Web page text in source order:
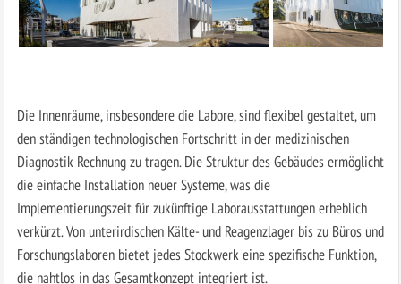
Die Innenräume, insbesondere die Labore, sind flexibel gestaltet, um
den ständigen technologischen Fortschritt in der medizinischen
Diagnostik Rechnung zu tragen. Die Struktur des Gebäudes ermöglicht
die einfache Installation neuer Systeme, was die
Implementierungszeit für zukünftige Laborausstattungen erheblich
verkürzt. Von unterirdischen Kälte- und Reagenzlager bis zu Büros und
Forschungslaboren bietet jedes Stockwerk eine spezifische Funktion,
die nahtlos in das Gesamtkonzept integriert ist.